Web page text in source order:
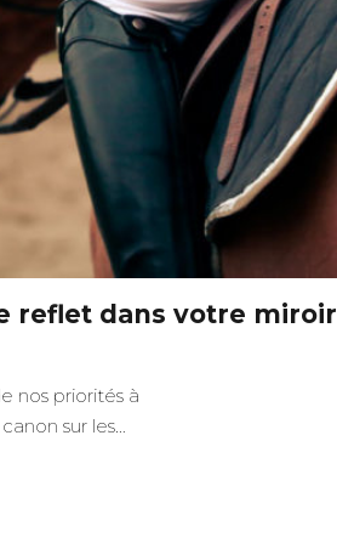
reflet dans votre miroir
nos priorités à
sur les…